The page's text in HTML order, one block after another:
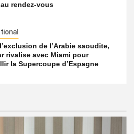
rendez-vous
de l’Arabie saoudite,
rivalise avec Miami pour
la Supercoupe d’Espagne